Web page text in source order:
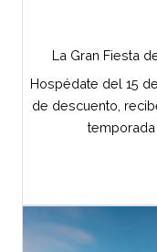
La Gran Fiesta
Hospédate del 15
de descuento,